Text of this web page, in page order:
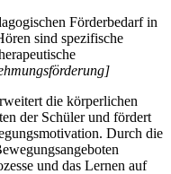
Förderbedarf in
sind spezifische
die körperlichen
der Schüler und fördert
Durch die
und das Lernen auf